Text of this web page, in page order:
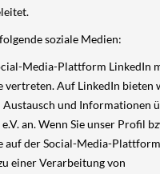
soziale Medien:
Media-Plattform LinkedIn
vertreten. Auf LinkedIn bieten
und Informationen
an. Wenn Sie unser Profil
auf der Social-Media-
einer Verarbeitung von